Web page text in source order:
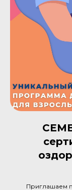
Приглашаем